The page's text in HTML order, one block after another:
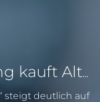
KfW-Förderung „Jung kauft Alt“: Höhere Kredite ab August 2026
steigt deutlich auf